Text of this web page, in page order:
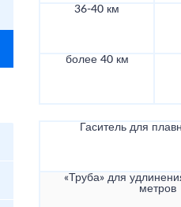
36-40 км
более 40 км
Гаситель для
«Труба» для
метров